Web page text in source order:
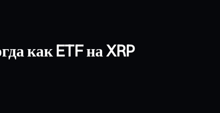
как ETF на XRP